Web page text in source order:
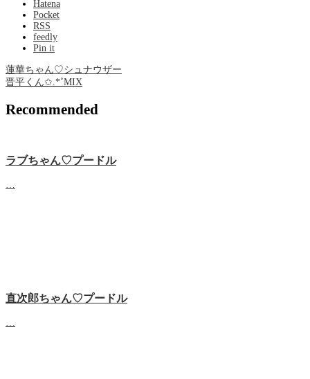
Hatena
Pocket
RSS
feedly
Pin it
蓮華ちゃん♡シュナウザー
晋平くん✩.*˚MIX
Recommended
ラブちゃん♡プードル
直次郎ちゃん♡プードル